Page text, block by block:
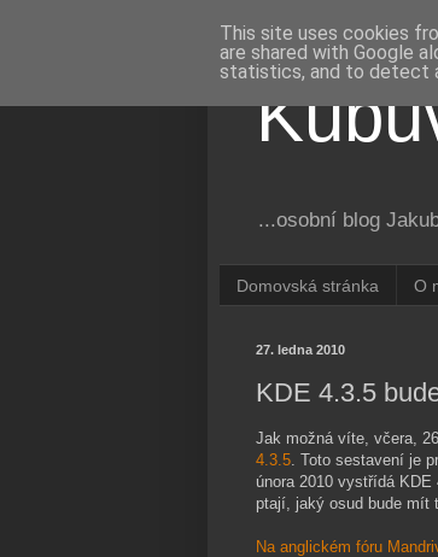
...osobní blog
Domovská stránka O
27. ledna 2010
KDE 4.3.5
Jak možná víte, včera,
4.3.5 . Toto sestavení je
února 2010 vystřídá
ptají, jaký osud bude mít
Na anglickém fóru
This site uses cookies
are shared with Google
statistics, and to detect